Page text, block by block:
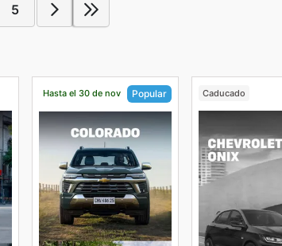
5
Hasta el 30 de nov Popular Caducado